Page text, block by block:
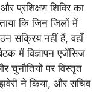
प्रशिक्षण शिविर का
कि जिन जिलों में
सक्रिय नहीं हैं, वहाँ
में विज्ञापन एजेंसिज
चुनौतियों पर विस्तृत
ने किया, और सचिव